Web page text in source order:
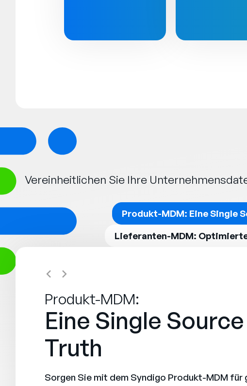
Vereinheitlichen Sie Ihre
Produkt-MDM: Eine Single
Lieferanten-MDM:
Produkt-MDM:
Eine Single
Truth
Sorgen Sie mit dem Syndigo Produkt-MDM für